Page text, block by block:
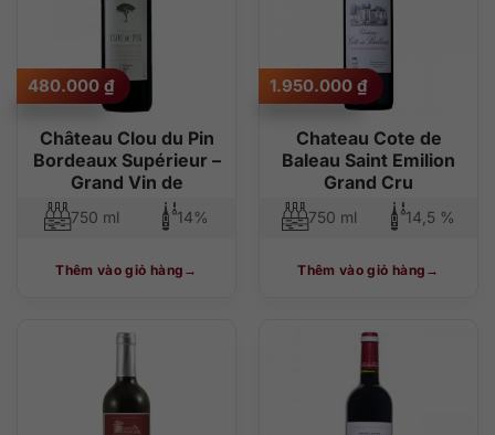
Château Clou du Pin
Bordeaux Supérieur –
Grand Vin de
480.000 ₫
750 ml 14%
Thêm vào giỏ hàng
Chateau Cote de
Baleau Saint Emilion
Grand Cru
1.950.000 ₫
750 ml 14,5 %
Thêm vào giỏ hàng